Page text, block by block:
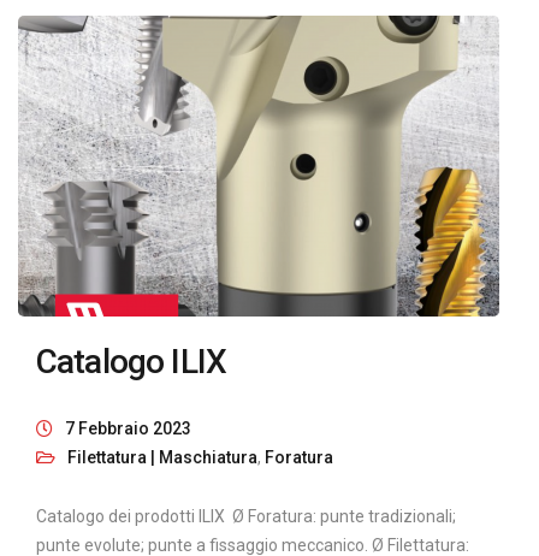
Catalogo ILIX
7 Febbraio 2023
Filettatura | Maschiatura, Foratura
Catalogo dei prodotti ILIX Ø Foratura: punte tradizionali;
punte evolute; punte a fissaggio meccanico. Ø Filettatura: